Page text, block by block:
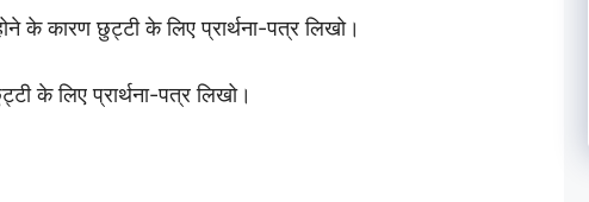
के कारण छुट्टी के लिए प्रार्थना-पत्र लिखो।
के लिए प्रार्थना-पत्र लिखो।